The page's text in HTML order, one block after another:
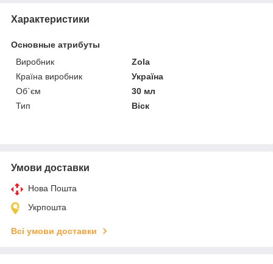
Характеристики
Основные атрибуты
Виробник
Zola
Країна виробник
Україна
Об`єм
30 мл
Тип
Віск
Умови доставки
Нова Пошта
Укрпошта
Всі умови доставки